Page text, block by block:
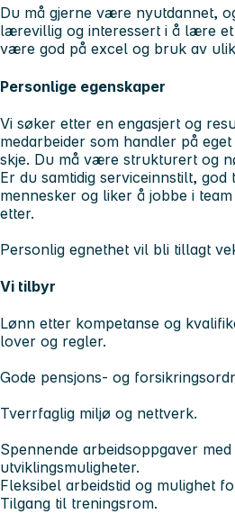
Du må gjerne være nyutdannet,
lærevillig og interessert i å lære
være god på excel og bruk av
Personlige egenskaper
Vi søker etter en engasjert og
medarbeider som handler på
skje. Du må være strukturert og
Er du samtidig serviceinnstilt, god
mennesker og liker å jobbe i
etter.
Personlig egnethet vil bli tillagt
Vi tilbyr
Lønn etter kompetanse og
lover og regler.
Gode pensjons- og
Tverrfaglig miljø og nettverk.
Spennende arbeidsoppgaver med
utviklingsmuligheter.
Fleksibel arbeidstid og mulighet
Tilgang til treningsrom.